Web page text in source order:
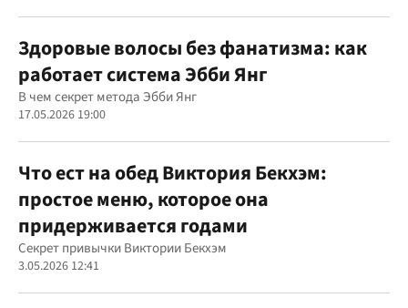
Здоровые волосы без фанатизма: как
работает система Эбби Янг
В чем секрет метода Эбби Янг
17.05.2026 19:00
Что ест на обед Виктория Бекхэм:
простое меню, которое она
придерживается годами
Секрет привычки Виктории Бекхэм
3.05.2026 12:41